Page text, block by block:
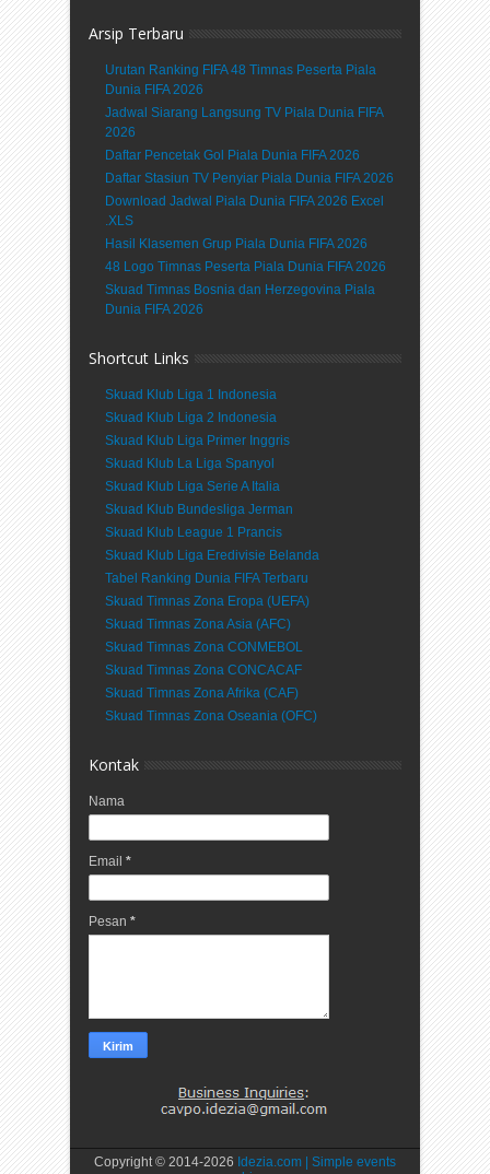
Arsip Terbaru
Urutan Ranking FIFA 48 Timnas Peserta Piala
Dunia FIFA 2026
Jadwal Siarang Langsung TV Piala Dunia FIFA
2026
Daftar Pencetak Gol Piala Dunia FIFA 2026
Daftar Stasiun TV Penyiar Piala Dunia FIFA 2026
Download Jadwal Piala Dunia FIFA 2026 Excel
.XLS
Hasil Klasemen Grup Piala Dunia FIFA 2026
48 Logo Timnas Peserta Piala Dunia FIFA 2026
Skuad Timnas Bosnia dan Herzegovina Piala
Dunia FIFA 2026
Shortcut Links
Skuad Klub Liga 1 Indonesia
Skuad Klub Liga 2 Indonesia
Skuad Klub Liga Primer Inggris
Skuad Klub La Liga Spanyol
Skuad Klub Liga Serie A Italia
Skuad Klub Bundesliga Jerman
Skuad Klub League 1 Prancis
Skuad Klub Liga Eredivisie Belanda
Tabel Ranking Dunia FIFA Terbaru
Skuad Timnas Zona Eropa (UEFA)
Skuad Timnas Zona Asia (AFC)
Skuad Timnas Zona CONMEBOL
Skuad Timnas Zona CONCACAF
Skuad Timnas Zona Afrika (CAF)
Skuad Timnas Zona Oseania (OFC)
Kontak
Nama
Email *
Pesan *
Copyright © 2014-2026 Idezia.com | Simple events